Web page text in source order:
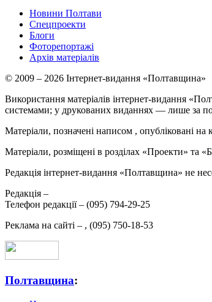
Новини Полтави
Спецпроекти
Блоги
Фоторепортажі
Архів матеріалів
© 2009 – 2026 Інтернет-видання «Полтавщина»
Використання матеріалів інтернет-видання
системами; у друкованих виданнях — лише за
Матеріали, позначені написом , опубліковані на
Матеріали, розміщені в розділах «Проекти» та
Редакція інтернет-видання «Полтавщина» не
Редакція –
Телефон редакції – (095) 794-29-25
Реклама на сайті – , (095) 750-18-53
Полтавщина: